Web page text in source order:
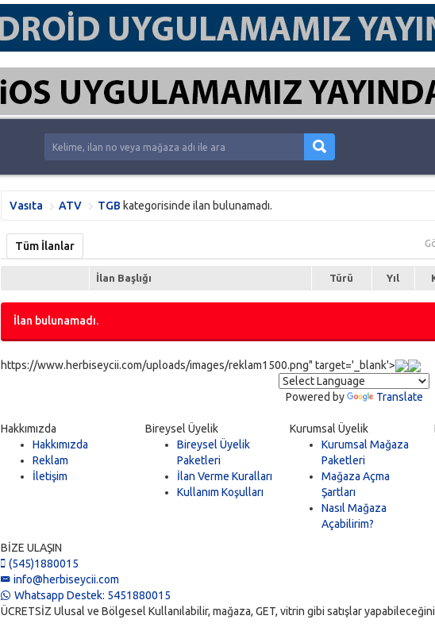
Vasıta ATV TGB kategorisinde ilan bulunamadı.
Tüm İlanlar
İlan Başlığı Türü Yıl
İlan bulunamadı.
https://www.herbiseycii.com/uploads/images/reklam1500.png" target='_blank'>
Powered by Translate
Hakkımızda
Hakkımızda
Reklam
İletişim
Bireysel Üyelik
Bireysel Üyelik
Paketleri
İlan Verme Kuralları
Kullanım Koşulları
Kurumsal Üyelik
Kurumsal Mağaza
Paketleri
Mağaza Açma
Şartları
Nasıl Mağaza
Açabilirim?
BİZE ULAŞIN
(545)1880015
info@herbiseycii.com
Whatsapp Destek: 5451880015
ÜCRETSİZ Ulusal ve Bölgesel Kullanılabilir, mağaza, GET, vitrin gibi satışlar